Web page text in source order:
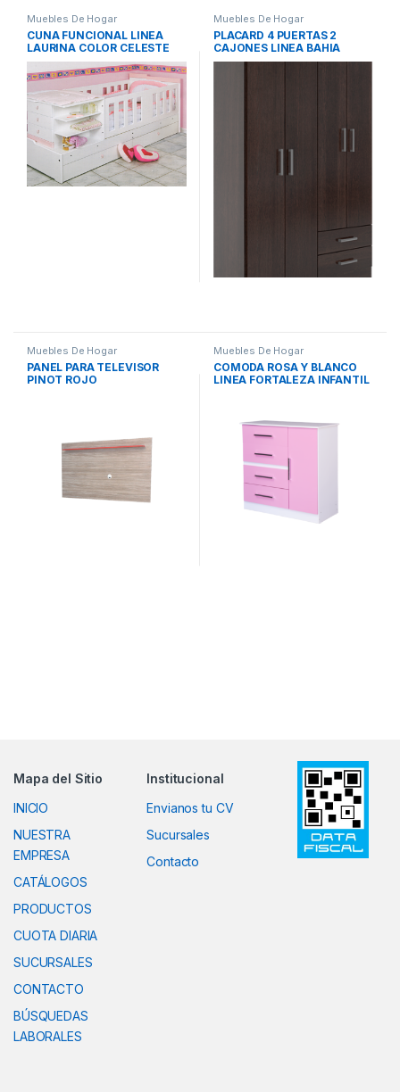
Muebles De Hogar
CUNA FUNCIONAL LINEA
LAURINA COLOR CELESTE
Muebles De Hogar
PLACARD 4 PUERTAS 2
CAJONES LINEA BAHIA
WENGUE 3523
Muebles De Hogar
PANEL PARA TELEVISOR
PINOT ROJO
Muebles De Hogar
COMODA ROSA Y BLANCO
LINEA FORTALEZA INFANTIL
Mapa del Sitio
INICIO
NUESTRA
EMPRESA
CATÁLOGOS
PRODUCTOS
CUOTA DIARIA
SUCURSALES
CONTACTO
BÚSQUEDAS
LABORALES
Institucional
Envianos tu CV
Sucursales
Contacto